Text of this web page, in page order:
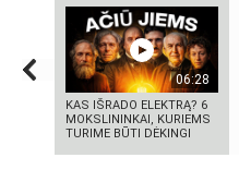
06:28
KAS IŠRADO ELEKTRĄ? 6
MOKSLININKAI, KURIEMS
TURIME BŪTI DĖKINGI